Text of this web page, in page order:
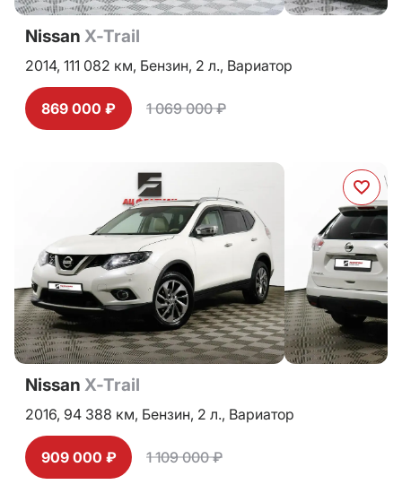
Nissan X-Trail
2014, 111 082 км, Бензин, 2 л., Вариатор
869 000 ₽ 1 069 000 ₽
Nissan X-Trail
2016, 94 388 км, Бензин, 2 л., Вариатор
909 000 ₽ 1 109 000 ₽